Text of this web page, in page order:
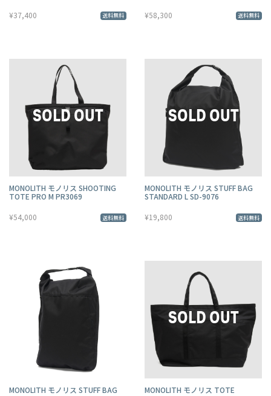
¥37,400 送料無料 ¥58,300 送料無料
MONOLITH モノリス SHOOTING
TOTE PRO M PR3069
¥54,000 送料無料
MONOLITH モノリス STUFF BAG
STANDARD L SD-9076
¥19,800 送料無料
MONOLITH モノリス STUFF BAG
MONOLITH モノリス TOTE